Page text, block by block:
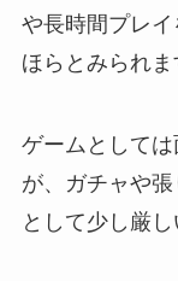
や長時間プレ
ほらとみられま
ゲームとして
が、ガチャや
として少し厳し